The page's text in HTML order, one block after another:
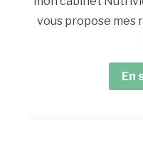
vous propose mes
En